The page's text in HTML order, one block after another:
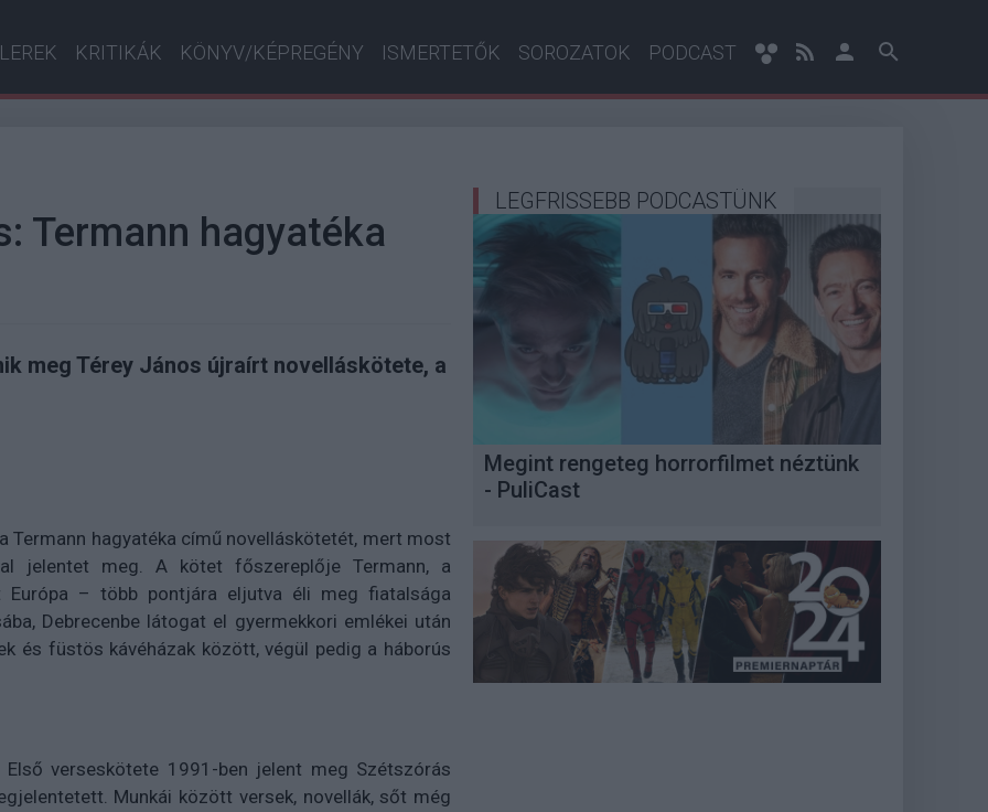
KRITIKÁK KÖNYV/KÉPREGÉNY ISMERTETŐK SOROZATOK PODCAST
Termann hagyatéka
meg Térey János újraírt novelláskötete, a
hagyatéka című novelláskötetét, mert most
jelentet meg. A kötet főszereplője Termann, a
– több pontjára eljutva éli meg fiatalsága
Debrecenbe látogat el gyermekkori emlékei után
és füstös kávéházak között, végül pedig a háborús
verseskötete 1991-ben jelent meg Szétszórás
Munkái között versek, novellák, sőt még
LEGFRISSEBB PODCASTÜNK
Megint rengeteg horrorfilmet néztünk
- PuliCast